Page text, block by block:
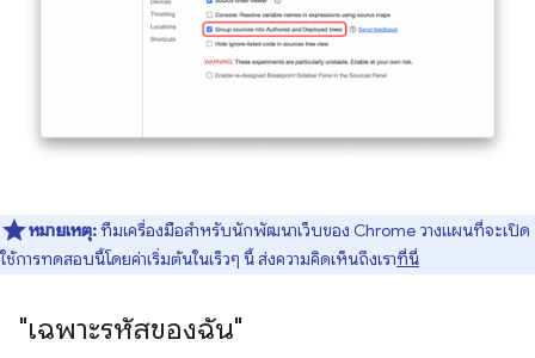
หมายเหตุ: ทีมเครื่องมือสำหรับนักพัฒนาเว็บของ Chrome วางแผนที่จะเปิด
ใช้การทดสอบนี้โดยค่าเริ่มต้นในเร็วๆ นี้ ส่งความคิดเห็นถึงเราที่นี่
"เฉพาะรหัสของฉัน"